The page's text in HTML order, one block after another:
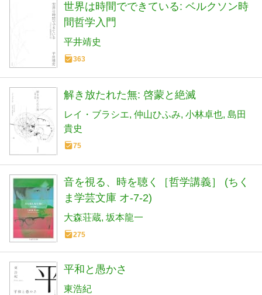
世界は時間でできている: ベルクソン時
間哲学入門
平井靖史
363
解き放たれた無: 啓蒙と絶滅
レイ・ブラシエ 仲山ひふみ 小林卓也 島田
貴史
75
音を視る、時を聴く［哲学講義］ (ちく
ま学芸文庫 オ-7-2)
大森荘蔵 坂本龍一
275
平和と愚かさ
東浩紀